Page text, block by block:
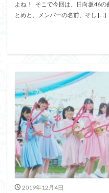
よね！ そこで今回は、日向坂46の
とめと、メンバーの名前、そし […]
2019年12月4日